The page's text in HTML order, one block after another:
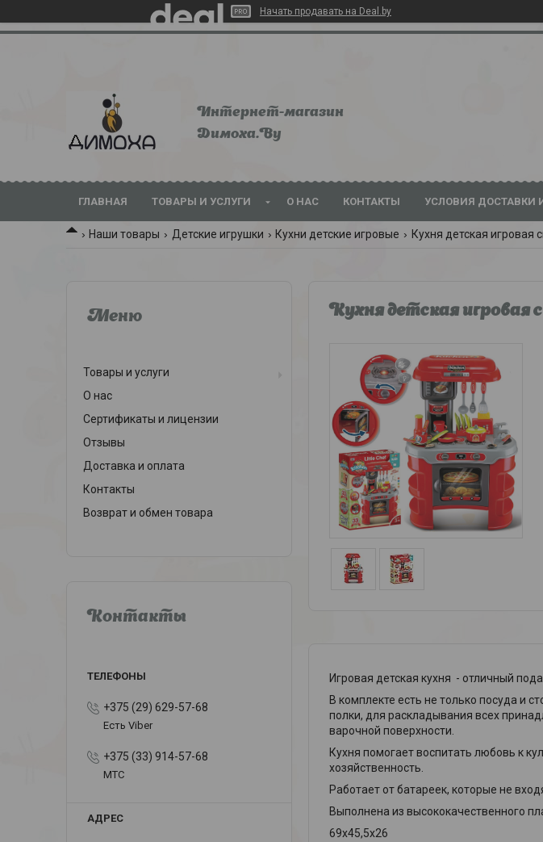
Начать продавать на Deal.by
Интернет-магазин
Dимoхa.By
ГЛАВНАЯ ТОВАРЫ И УСЛУГИ О НАС КОНТАКТЫ УСЛОВИЯ ДОСТАВКИ
Наши товары Детские игрушки Кухни детские игровые Кухня детская игровая
Кухня детская игровая
Игровая детская кухня - отличный
В комплекте есть не только посуда и
полки, для раскладывания всех
варочной поверхности.
Кухня помогает воспитать любовь к
хозяйственность.
Работает от батареек, которые не
Выполнена из высококачественного
69х45,5х26
Товары и услуги
О нас
Сертификаты и лицензии
Отзывы
Доставка и оплата
Контакты
Возврат и обмен товара
Контакты
+375 (29) 629-57-68
Есть Viber
+375 (33) 914-57-68
МТС